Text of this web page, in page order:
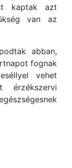
kaptak azt
van az
abban,
fognak
vehet